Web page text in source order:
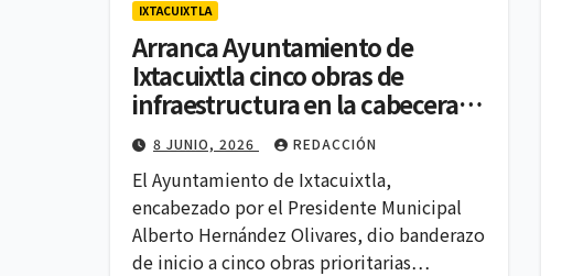
IXTACUIXTLA
Arranca Ayuntamiento de
Ixtacuixtla cinco obras de
infraestructura en la cabecera
municipal y Santa Justina
Ecatepec
8 JUNIO, 2026 REDACCIÓN
El Ayuntamiento de Ixtacuixtla,
encabezado por el Presidente Municipal
Alberto Hernández Olivares, dio banderazo
de inicio a cinco obras prioritarias…